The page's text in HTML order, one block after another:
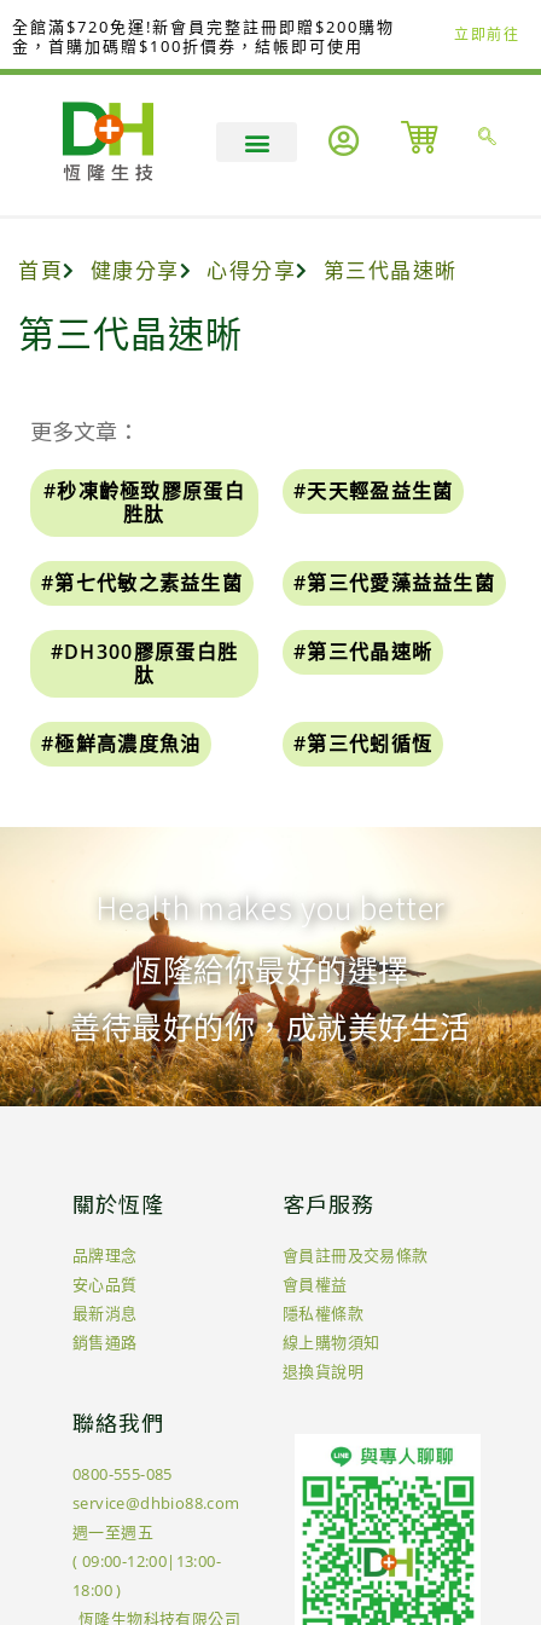
跳
至
主
全館滿$720免運!新會員完整註冊即贈$200購物
金，首購加碼贈$100折價券，結帳即可使用
立即前往
首頁 健康分享 心得分享 第三代晶速晰
第三代晶速晰
更多文章：
#秒凍齡極致膠原蛋白
胜肽
#天天輕盈益生菌
#第七代敏之素益生菌 #第三代愛藻益益生菌
#DH300膠原蛋白胜
肽
#第三代晶速晰
#極鮮高濃度魚油 #第三代蚓循恆
Health makes you better
恆隆給你最好的選擇
善待最好的你，成就美好生活
關於恆隆
品牌理念
安心品質
最新消息
銷售通路
客戶服務
會員註冊及交易條款
會員權益
隱私權條款
線上購物須知
退換貨說明
聯絡我們
0800-555-085
service@dhbio88.com
週一至週五
( 09:00-12:00|13:00-
18:00 )
恆隆生物科技有限公司